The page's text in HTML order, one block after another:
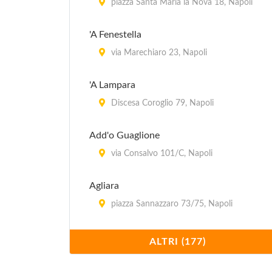
piazza Santa Maria la Nova 18, Napoli
'A Fenestella
via Marechiaro 23, Napoli
'A Lampara
Discesa Coroglio 79, Napoli
Add'o Guaglione
via Consalvo 101/C, Napoli
Agliara
piazza Sannazzaro 73/75, Napoli
via Pignasecca 22, Napoli
ALTRI (177)